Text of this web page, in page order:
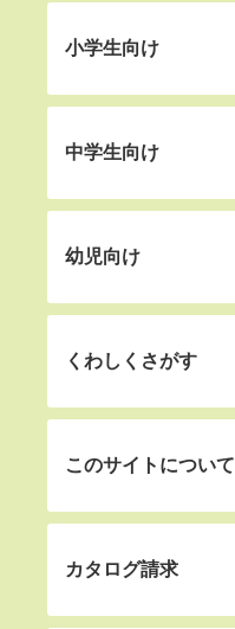
小学生向け
中学生向け
幼児向け
くわしくさがす
このサイトについて
カタログ請求